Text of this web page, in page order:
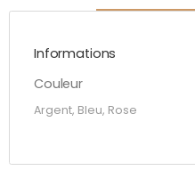
Informations
Couleur
Argent, Bleu, Rose